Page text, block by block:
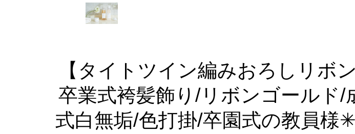
【タイトツイン編みおろしリボ
卒業式袴髪飾り/リボンゴールド/
式白無垢/色打掛/卒園式の教員